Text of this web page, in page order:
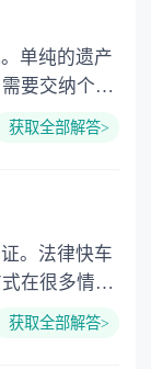
要交纳个人
没有增值税
土
获取全部解答>
在很多情况
要公正的也
获取全部解答>